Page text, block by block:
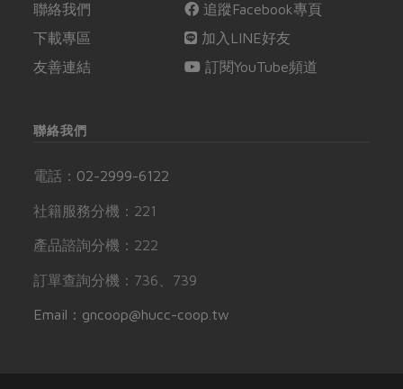
聯絡我們
下載專區
友善連結
追蹤Facebook專頁
加入LINE好友
訂閱YouTube頻道
聯絡我們
電話： 02-2999-6122
社籍服務分機：221
產品諮詢分機：222
訂單查詢分機：736、739
Email：gncoop@hucc-coop.tw